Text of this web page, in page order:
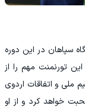
سپاهان در این دوره
تورنمنت مهم را از
ملی و اتفاقات اردوی
خواهد کرد و از او